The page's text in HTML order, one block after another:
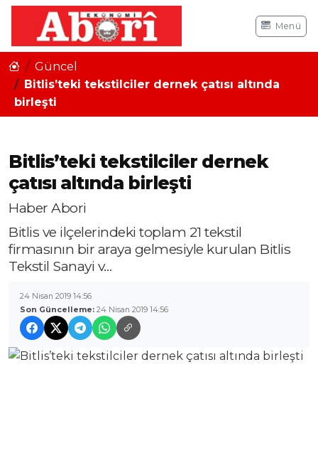
Menü
Güncel
Bitlis’teki tekstilciler dernek çatısı altında
birleşti
Bitlis’teki tekstilciler dernek
çatısı altında birleşti
Haber Abori
Bitlis ve ilçelerindeki toplam 21 tekstil
firmasının bir araya gelmesiyle kurulan Bitlis
Tekstil Sanayi v…
24 Nisan 2019 14:56
Son Güncelleme: 24 Nisan 2019 14:56